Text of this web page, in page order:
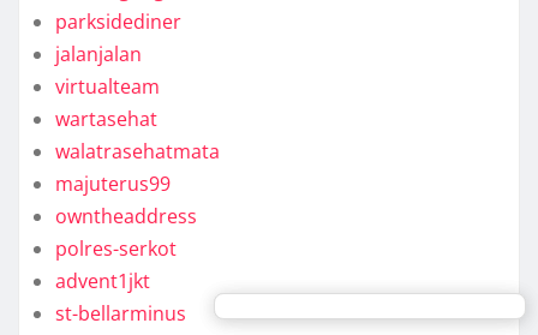
parksidediner
jalanjalan
virtualteam
wartasehat
walatrasehatmata
majuterus99
owntheaddress
polres-serkot
advent1jkt
st-bellarminus